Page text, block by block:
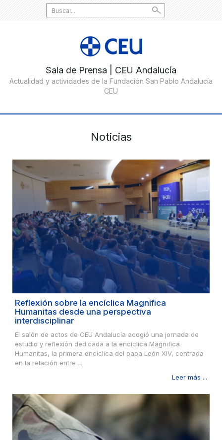
Search
for:
Noticias
Reflexión sobre la encíclica Magnifica
Humanitas desde una perspectiva
interdisciplinar
El salón de actos de CEU Andalucía acogió una jornada de
estudio y reflexión dedicada a la encíclica Magnifica
Humanitas, la primera encíclica del papa León XIV, centrada
en la relación entre ...
Leer más ...